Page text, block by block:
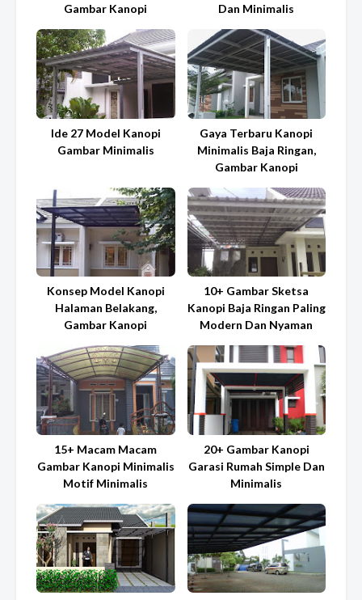
Gambar Kanopi
Dan Minimalis
Ide 27 Model Kanopi
Gambar Minimalis
Gaya Terbaru Kanopi
Minimalis Baja Ringan,
Gambar Kanopi
Konsep Model Kanopi
Halaman Belakang,
Gambar Kanopi
10+ Gambar Sketsa
Kanopi Baja Ringan Paling
Modern Dan Nyaman
15+ Macam Macam
Gambar Kanopi Minimalis
Motif Minimalis
20+ Gambar Kanopi
Garasi Rumah Simple Dan
Minimalis